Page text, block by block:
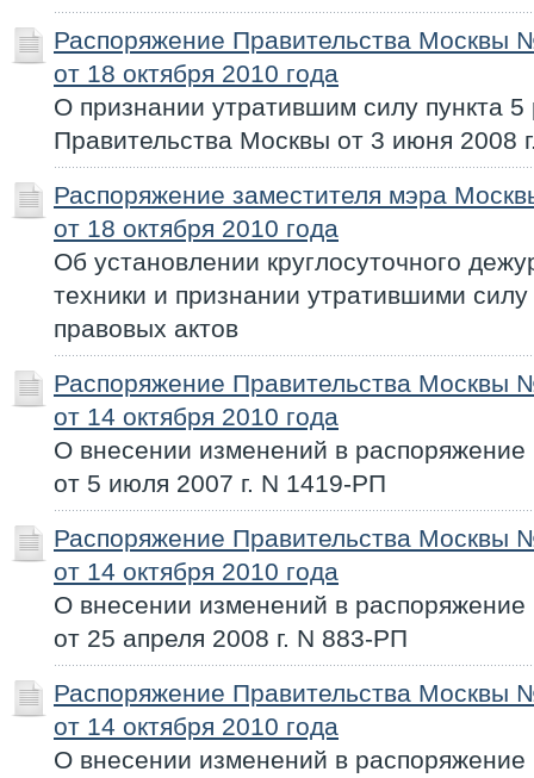
Распоряжение Правительства Москвы
от 18 октября 2010 года
О признании утратившим силу пункта 5
Правительства Москвы от 3 июня 2008
Распоряжение заместителя мэра
от 18 октября 2010 года
Об установлении круглосуточного
техники и признании утратившими
правовых актов
Распоряжение Правительства Москвы
от 14 октября 2010 года
О внесении изменений в
от 5 июля 2007 г. N 1419-РП
Распоряжение Правительства Москвы
от 14 октября 2010 года
О внесении изменений в
от 25 апреля 2008 г. N 883-РП
Распоряжение Правительства Москвы
от 14 октября 2010 года
О внесении изменений в